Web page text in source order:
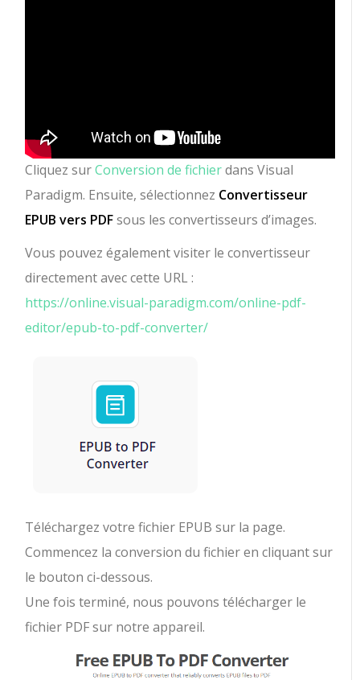
Cliquez surConversion de fichierdans Visual
Paradigm. Ensuite, sélectionnez Convertisseur
EPUB vers PDFsous les convertisseurs d’images.
Vous pouvez également visiter le convertisseur
directement avec cette URL :
https://online.visual-paradigm.com/online-pdf-
editor/epub-to-pdf-converter/
Téléchargez votre fichier EPUB sur la page.
Commencez la conversion du fichier en cliquant sur
le bouton ci-dessous.
Une fois terminé, nous pouvons télécharger le
fichier PDF sur notre appareil.